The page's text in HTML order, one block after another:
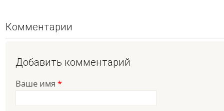
Комментарии
Добавить комментарий
Ваше имя *